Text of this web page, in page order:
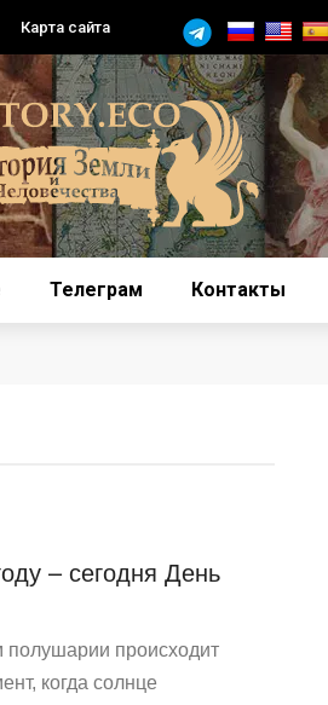
Карта сайта
Телеграм Контакты
– сегодня День
полушарии происходит
когда солнце